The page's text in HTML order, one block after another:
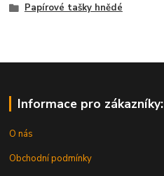
Papírové tašky hnědé
Informace pro zákazníky:
O nás
Obchodní podmínky